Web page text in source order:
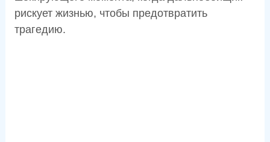
рискует жизнью, чтобы предотвратить
трагедию.